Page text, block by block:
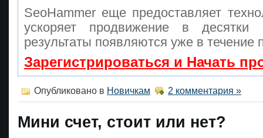
SeoHammer еще предоставляет
ускоряет продвижение в
результаты появляются уже в течение
Зарегистрироваться и Начать
Опубликовано в Новичкам 2 комментария »
Мини счет, стоит или нет?